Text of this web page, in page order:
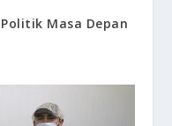
Masa Depan